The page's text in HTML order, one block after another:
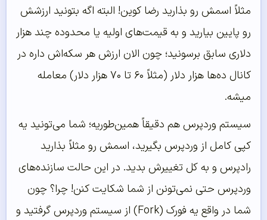
مثلاً اسمش رو بذارید رضا کوین! البته اگه بتونید ارزشش
رو پایین بیارید و به قیمت‌های اولیه یا محدوده چند هزار
دلاری سابق برسونید؛ چون الان ارزش هر سکه‌اش داره در
کانال ده‌ها هزار دلار (مثلاً ۶۰ تا ۷۰ هزار دلار) معامله
میشه.
سیستم وردپرس هم دقیقاً همین‌طوریه؛ شما می‌تونید یه
کپی کامل از وردپرس بگیرید، اسمش رو مثلاً بذارید
راد‌پرس و به کل تغییرش بدید. در این حالت سازنده‌های
وردپرس حتی نمی‌تونن از شما شکایت کنن! چرا؟ چون
شما در واقع یه فورک (Fork) از سیستم وردپرس گرفتید و